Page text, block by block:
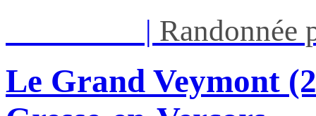
| Randonnée
Le Grand Veymont